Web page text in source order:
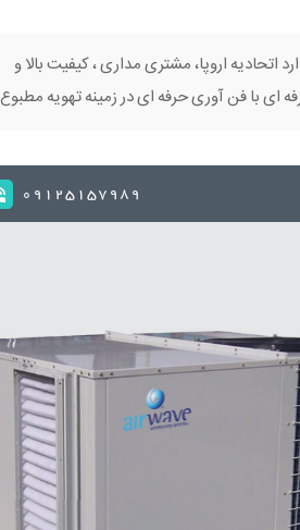
اتحادیه اروپا، مشتری مداری ، کیفیت بالا و
ای با فن آوری حرفه ای در زمینه تهویه مطبوع
09125157989